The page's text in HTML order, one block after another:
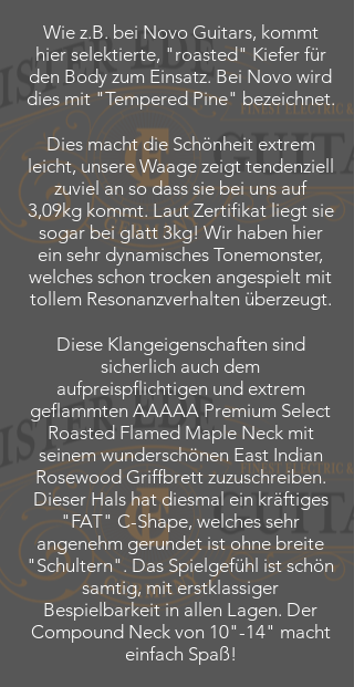
Wie z.B. bei Novo Guitars, kommt
hier selektierte, "roasted" Kiefer für
den Body zum Einsatz. Bei Novo wird
dies mit "Tempered Pine" bezeichnet.
Dies macht die Schönheit extrem
leicht, unsere Waage zeigt tendenziell
zuviel an so dass sie bei uns auf
3,09kg kommt. Laut Zertifikat liegt sie
sogar bei glatt 3kg! Wir haben hier
ein sehr dynamisches Tonemonster,
welches schon trocken angespielt mit
tollem Resonanzverhalten überzeugt.
Diese Klangeigenschaften sind
sicherlich auch dem
aufpreispflichtigen und extrem
geflammten AAAAA Premium Select
Roasted Flamed Maple Neck mit
seinem wunderschönen East Indian
Rosewood Griffbrett zuzuschreiben.
Dieser Hals hat diesmal ein kräftiges
"FAT" C-Shape, welches sehr
angenehm gerundet ist ohne breite
"Schultern". Das Spielgefühl ist schön
samtig, mit erstklassiger
Bespielbarkeit in allen Lagen. Der
Compound Neck von 10"-14" macht
einfach Spaß!